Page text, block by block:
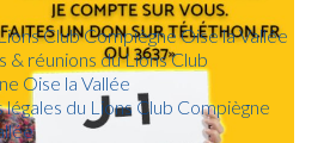
Club Compiègne Oise la Vallée
& réunions du Lions Club
Oise la Vallée
du Lions Club Compiègne